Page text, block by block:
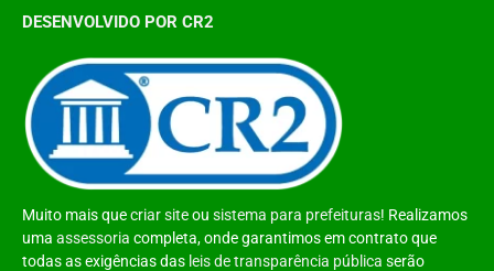
DESENVOLVIDO POR CR2
Muito mais quecriar siteou sistema para prefeituras! Realizamos
uma assessoria completa, onde garantimos em contrato que
todas as exigências das leis de transparência pública serão